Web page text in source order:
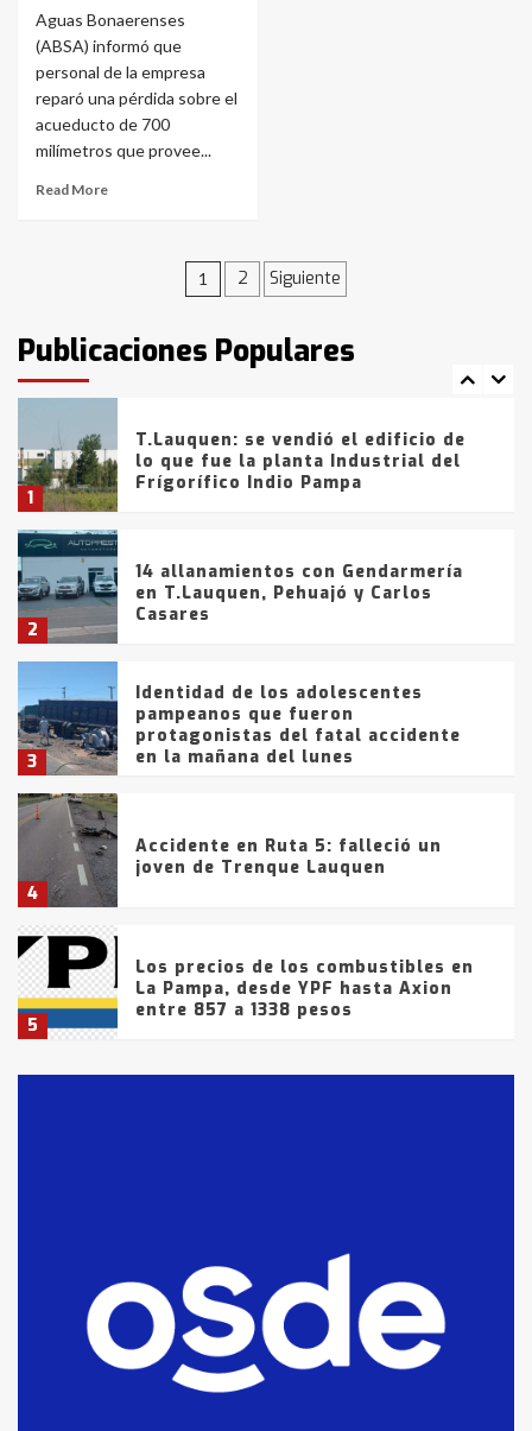
Aguas Bonaerenses
(ABSA) informó que
personal de la empresa
reparó una pérdida sobre el
acueducto de 700
milímetros que provee...
Read More
Navegación
de
entradas
1 2 Siguiente
Publicaciones Populares
5
Los precios de los combustibles en
La Pampa, desde YPF hasta Axion
entre 857 a 1338 pesos
La Bolsa de Cereales de Bahía
T.Lauquen: tres jóvenes que
fueron detenidos por
comercialización de drogas en la
tarde del sábado
1
T.Lauquen: se vendió el edificio de
lo que fue la planta Industrial del
Frígorífico Indio Pampa
2
14 allanamientos con Gendarmería
en T.Lauquen, Pehuajó y Carlos
Casares
3
Identidad de los adolescentes
pampeanos que fueron
protagonistas del fatal accidente
en la mañana del lunes
4
Accidente en Ruta 5: falleció un
joven de Trenque Lauquen
5
Los precios de los combustibles en
La Pampa, desde YPF hasta Axion
entre 857 a 1338 pesos
fueron detenidos por
comercialización de drogas en la
tarde del sábado
T.Lauquen: se vendió el edificio de
lo que fue la planta Industrial del